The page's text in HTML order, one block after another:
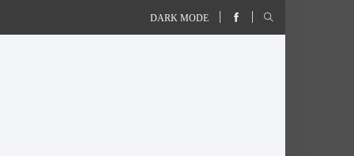
DARK MODE